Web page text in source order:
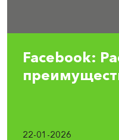
Facebook:
22-01-2026